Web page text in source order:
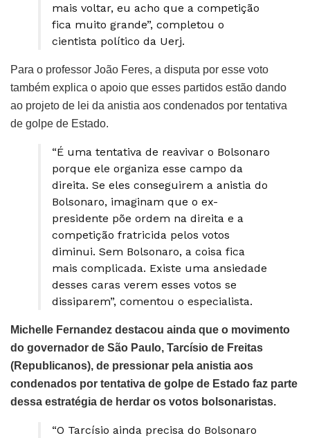
mais voltar, eu acho que a competição
fica muito grande”, completou o
cientista político da Uerj.
Para o professor João Feres, a disputa por esse voto
também explica o apoio que esses partidos estão dando
ao projeto de lei da anistia aos condenados por tentativa
de golpe de Estado.
“É uma tentativa de reavivar o Bolsonaro
porque ele organiza esse campo da
direita. Se eles conseguirem a anistia do
Bolsonaro, imaginam que o ex-
presidente põe ordem na direita e a
competição fratricida pelos votos
diminui. Sem Bolsonaro, a coisa fica
mais complicada. Existe uma ansiedade
desses caras verem esses votos se
dissiparem”, comentou o especialista.
Michelle Fernandez destacou ainda que o movimento
do governador de São Paulo, Tarcísio de Freitas
(Republicanos), de pressionar pela anistia aos
condenados por tentativa de golpe de Estado faz parte
dessa estratégia de herdar os votos bolsonaristas.
“O Tarcísio ainda precisa do Bolsonaro